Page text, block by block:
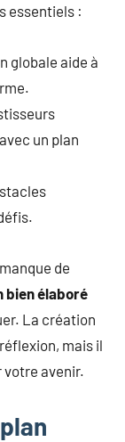
essentiels :
globale aide à
un plan
de
bien élaboré
La création
mais il
votre avenir.